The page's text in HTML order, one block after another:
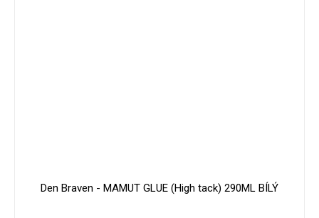
Den Braven - MAMUT GLUE (High tack) 290ML BÍLÝ